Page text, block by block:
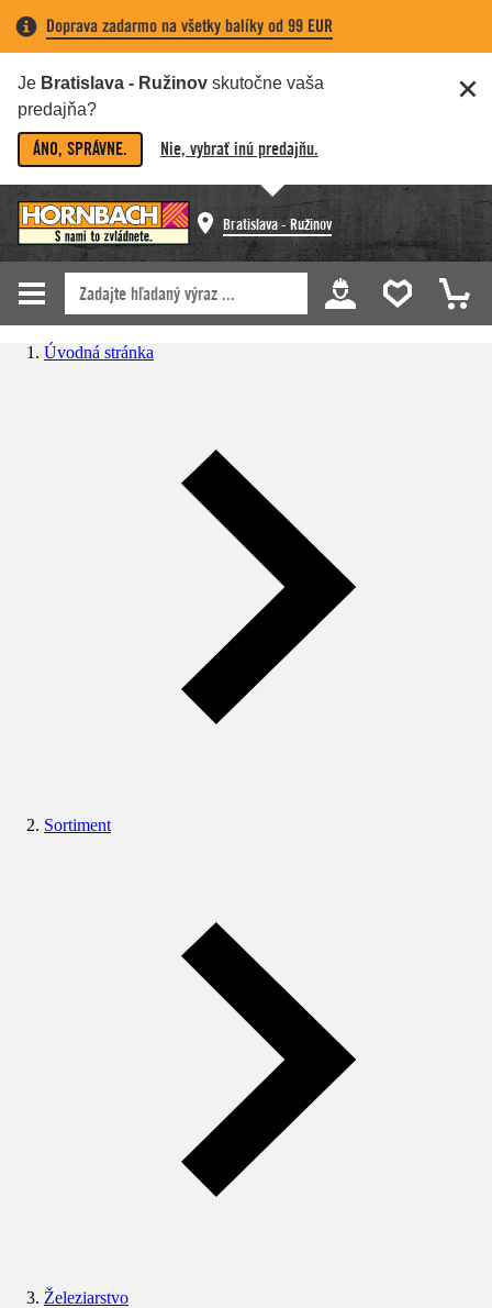
Doprava zadarmo na všetky balíky od 99 EUR
Je Bratislava - Ružinov skutočne vaša
predajňa?
ÁNO, SPRÁVNE. Nie, vybrať inú predajňu.
Bratislava - Ružinov
Úvodná stránka
Sortiment
Železiarstvo